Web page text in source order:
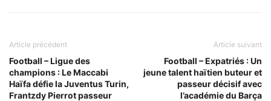
Article précédent
Football – Ligue des
champions : Le Maccabi
Haïfa défie la Juventus Turin,
Frantzdy Pierrot passeur
Article suivant
Football – Expatriés : Un
jeune talent haïtien buteur et
passeur décisif avec
l’académie du Barça